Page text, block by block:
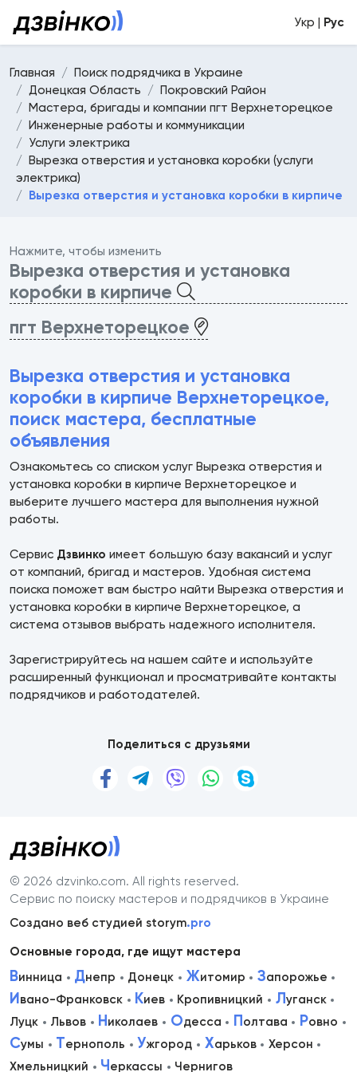
Укр | Рус
Главная
Поиск подрядчика в Украине
Донецкая Область
Покровский Район
Мастера, бригады и компании пгт Верхнеторецкое
Инженерные работы и коммуникации
Услуги электрика
Вырезка отверстия и установка коробки (услуги
электрика)
Вырезка отверстия и установка коробки в кирпиче
Нажмите, чтобы изменить
Вырезка отверстия и установка
коробки в кирпиче
пгт Верхнеторецкое
Вырезка отверстия и установка
коробки в кирпиче Верхнеторецкое,
поиск мастера, бесплатные
объявления
Ознакомьтесь со списком услуг Вырезка отверстия и
установка коробки в кирпиче Верхнеторецкое и
выберите лучшего мастера для выполнения нужной
работы.
Сервис Дзвинко имеет большую базу вакансий и услуг
от компаний, бригад и мастеров. Удобная система
поиска поможет вам быстро найти Вырезка отверстия и
установка коробки в кирпиче Верхнеторецкое, а
система отзывов выбрать надежного исполнителя.
Зарегистрируйтесь на нашем сайте и используйте
расширенный функционал и просматривайте контакты
подрядчиков и работодателей.
Поделиться с друзьями
© 2026 dzvinko.com. All rights reserved.
Сервис по поиску мастеров и подрядчиков в Украине
Создано веб студией storym.pro
Основные города, где ищут мастера
Винница Днепр Донецк Житомир Запорожье
Ивано-Франковск Киев Кропивницкий Луганск
Луцк
Львов Николаев Одесса Полтава Ровно
Сумы Тернополь Ужгород Харьков
Херсон
Хмельницкий
Черкассы Чернигов